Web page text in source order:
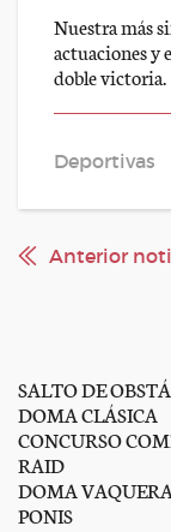
Nuestra más
actuaciones y
doble victoria.
Deportivas
Anterior
SALTO DE
DOMA CLÁSICA
CONCURSO
RAID
DOMA VAQUERA
PONIS